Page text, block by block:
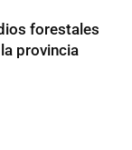
forestales
provincia